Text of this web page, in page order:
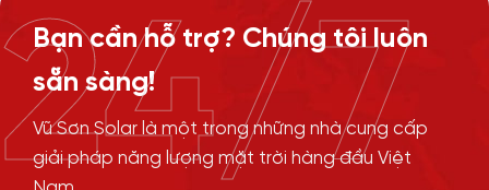
Bạn cần hỗ trợ? Chúng tôi luôn
sẵn sàng!
Vũ Sơn Solar là một trong những nhà cung cấp
giải pháp năng lượng mặt trời hàng đầu Việt
24/7